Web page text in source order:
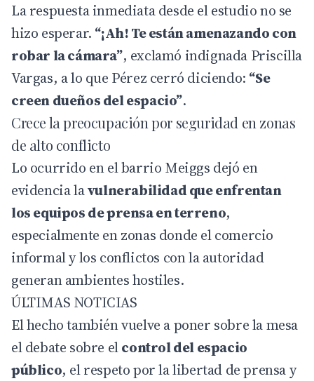
La respuesta inmediata desde el estudio no se
hizo esperar. “¡Ah! Te están amenazando con
robar la cámara”, exclamó indignada Priscilla
Vargas, a lo que Pérez cerró diciendo: “Se
creen dueños del espacio”.
Crece la preocupación por seguridad en zonas
de alto conflicto
Lo ocurrido en el barrio Meiggs dejó en
evidencia lavulnerabilidad que enfrentan
los equipos de prensa en terreno,
especialmente en zonas donde el comercio
informal y los conflictos con la autoridad
generan ambientes hostiles.
ÚLTIMAS NOTICIAS
El hecho también vuelve a poner sobre la mesa
el debate sobre elcontrol del espacio
público, el respeto por la libertad de prensa y